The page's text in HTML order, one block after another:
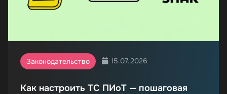
Законодательство 15.07.2026
Как настроить ТС ПИоТ — пошаговая